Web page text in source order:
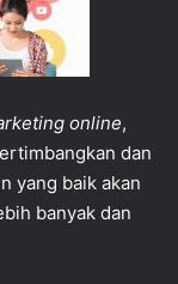
online,
dan
yang baik akan
banyak dan